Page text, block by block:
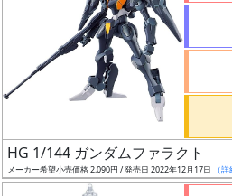
HG 1/144 ガンダムファラクト
メーカー希望小売価格 2,090円 / 発売日 2022年12月17日 （